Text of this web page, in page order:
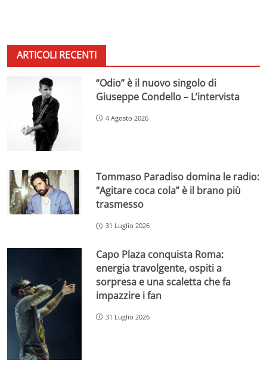
ARTICOLI RECENTI
“Odio” è il nuovo singolo di
Giuseppe Condello – L’intervista
4 Agosto 2026
Tommaso Paradiso domina le radio:
“Agitare coca cola” è il brano più
trasmesso
31 Luglio 2026
Capo Plaza conquista Roma:
energia travolgente, ospiti a
sorpresa e una scaletta che fa
impazzire i fan
31 Luglio 2026